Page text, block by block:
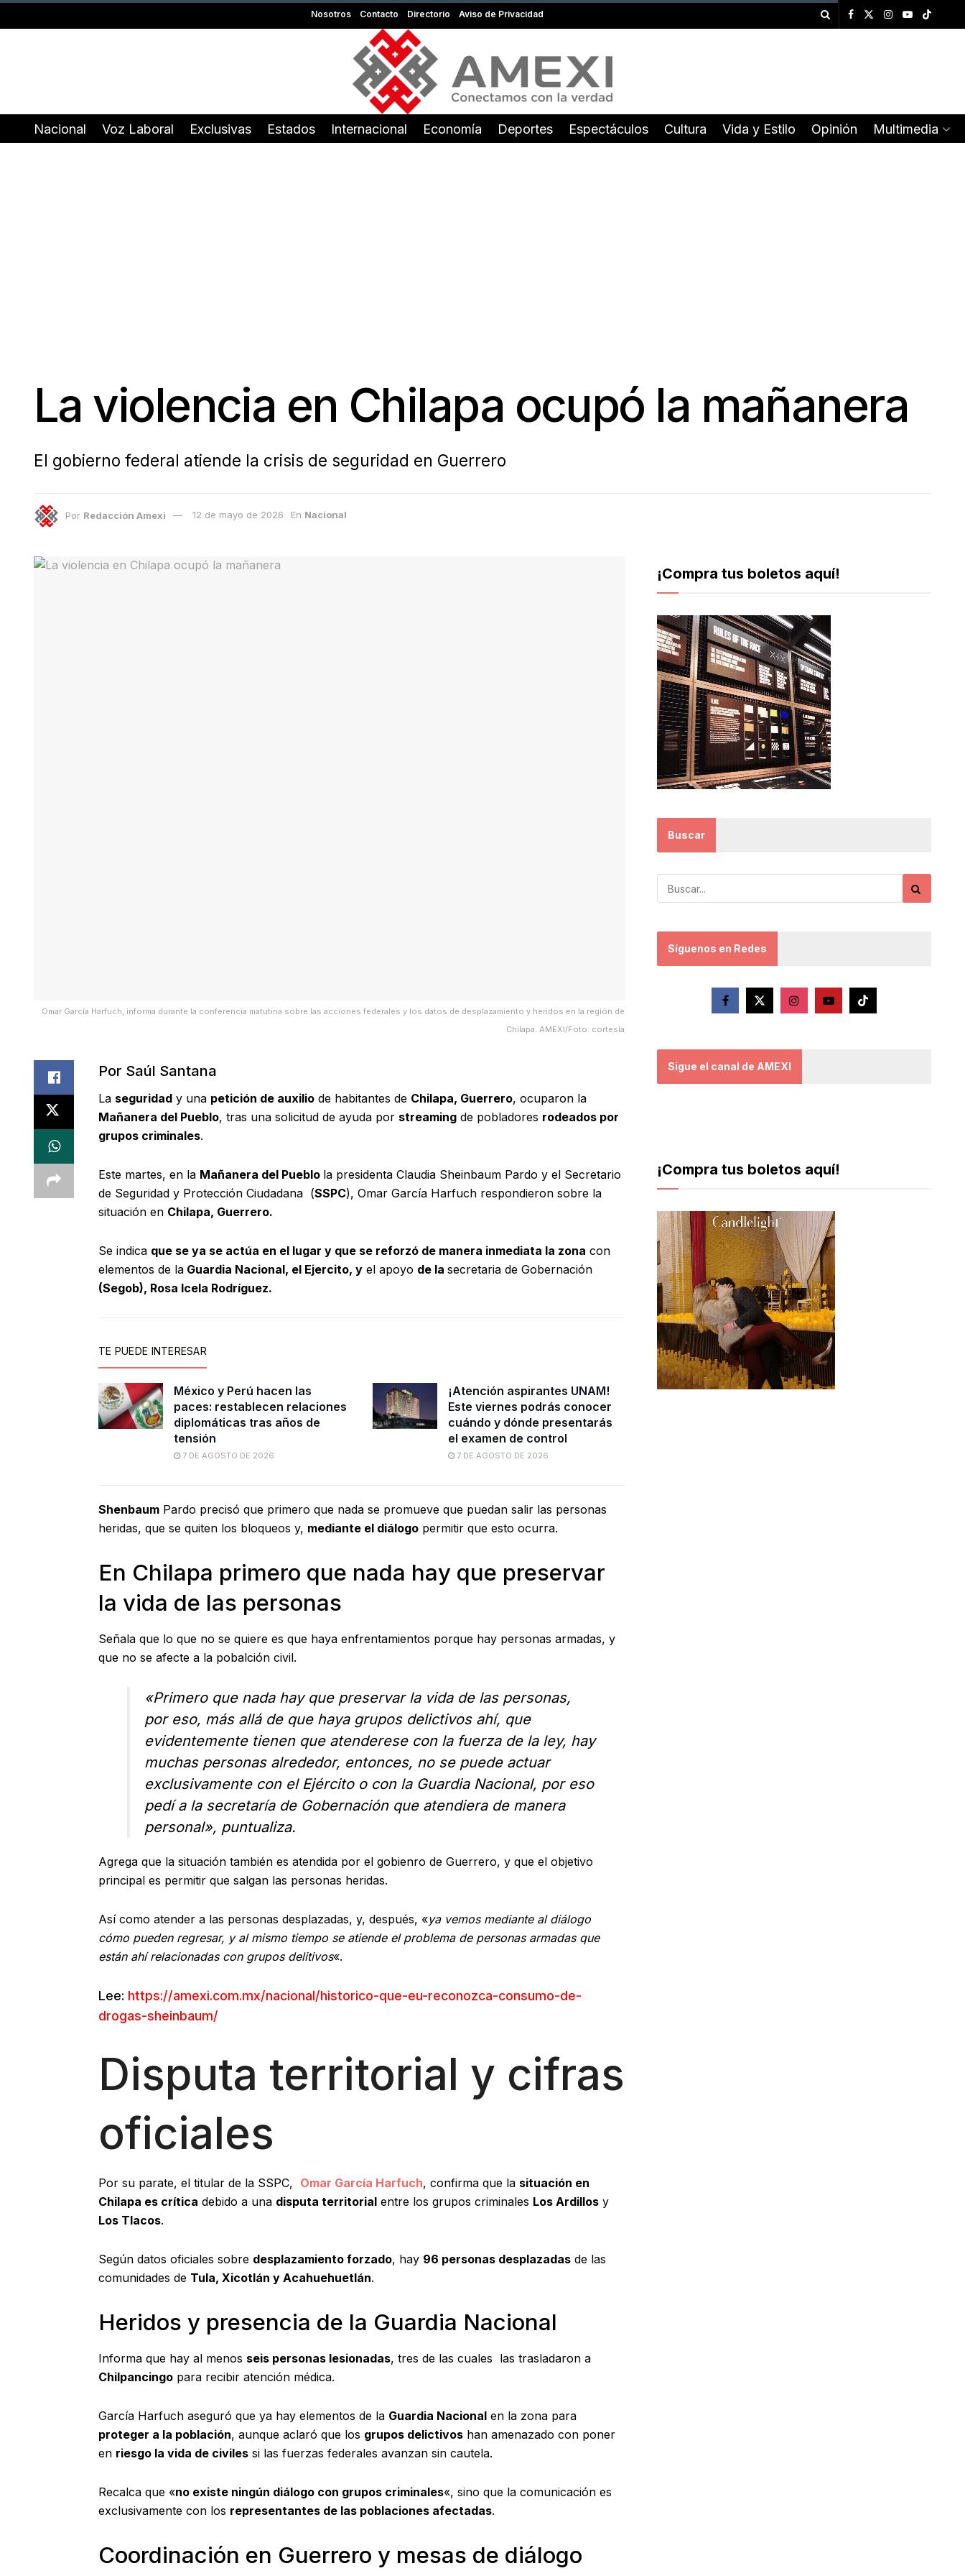
Nosotros Contacto Directorio Aviso de Privacidad
Nacional Voz Laboral Exclusivas Estados Internacional Economía Deportes Espectáculos Cultura Vida y Estilo Opinión Multimedia
La violencia en Chilapa ocupó la mañanera
El gobierno federal atiende la crisis de seguridad en Guerrero
Por Redacción Amexi 12 de mayo de 2026 En Nacional
Omar García Harfuch, informa durante la conferencia matutina sobre las acciones federales y los datos de desplazamiento y heridos en la región de
Chilapa. AMEXI/Foto: cortesía
Por Saúl Santana
La seguridad y una petición de auxilio de habitantes de Chilapa, Guerrero, ocuparon la
Mañanera del Pueblo, tras una solicitud de ayuda por streaming de pobladores rodeados por
grupos criminales.
Este martes, en la Mañanera del Pueblo la presidenta Claudia Sheinbaum Pardo y el Secretario
de Seguridad y Protección Ciudadana (SSPC), Omar García Harfuch respondieron sobre la
situación en Chilapa, Guerrero.
Se indica que se ya se actúa en el lugar y que se reforzó de manera inmediata la zona con
elementos de la Guardia Nacional, el Ejercito, y el apoyo de la secretaria de Gobernación
(Segob), Rosa Icela Rodríguez.
TE PUEDE INTERESAR
México y Perú hacen las
paces: restablecen relaciones
diplomáticas tras años de
tensión
7 DE AGOSTO DE 2026
¡Atención aspirantes UNAM!
Este viernes podrás conocer
cuándo y dónde presentarás
el examen de control
7 DE AGOSTO DE 2026
Shenbaum Pardo precisó que primero que nada se promueve que puedan salir las personas
heridas, que se quiten los bloqueos y, mediante el diálogo permitir que esto ocurra.
En Chilapa primero que nada hay que preservar
la vida de las personas
Señala que lo que no se quiere es que haya enfrentamientos porque hay personas armadas, y
que no se afecte a la pobalción civil.
«Primero que nada hay que preservar la vida de las personas,
por eso, más allá de que haya grupos delictivos ahí, que
evidentemente tienen que atenderese con la fuerza de la ley, hay
muchas personas alrededor, entonces, no se puede actuar
exclusivamente con el Ejército o con la Guardia Nacional, por eso
pedí a la secretaría de Gobernación que atendiera de manera
personal», puntualiza.
Agrega que la situación también es atendida por el gobienro de Guerrero, y que el objetivo
principal es permitir que salgan las personas heridas.
Así como atender a las personas desplazadas, y, después, «ya vemos mediante al diálogo
cómo pueden regresar, y al mismo tiempo se atiende el problema de personas armadas que
están ahí relacionadas con grupos delitivos«.
Lee: https://amexi.com.mx/nacional/historico-que-eu-reconozca-consumo-de-
drogas-sheinbaum/
Disputa territorial y cifras
oficiales
Por su parate, el titular de la SSPC, Omar García Harfuch, confirma que la situación en
Chilapa es crítica debido a una disputa territorial entre los grupos criminales Los Ardillos y
Los Tlacos.
Según datos oficiales sobre desplazamiento forzado, hay 96 personas desplazadas de las
comunidades de Tula, Xicotlán y Acahuehuetlán.
Heridos y presencia de la Guardia Nacional
Informa que hay al menos seis personas lesionadas, tres de las cuales las trasladaron a
Chilpancingo para recibir atención médica.
García Harfuch aseguró que ya hay elementos de la Guardia Nacional en la zona para
proteger a la población, aunque aclaró que los grupos delictivos han amenazado con poner
en riesgo la vida de civiles si las fuerzas federales avanzan sin cautela.
Recalca que «no existe ningún diálogo con grupos criminales«, sino que la comunicación es
exclusivamente con los representantes de las poblaciones afectadas.
Coordinación en Guerrero y mesas de diálogo
¡Compra tus boletos aquí!
Buscar
Síguenos en Redes
Sigue el canal de AMEXI
¡Compra tus boletos aquí!